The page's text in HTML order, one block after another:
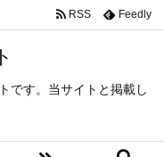
です。当サイトと掲載し
RSS Feedly